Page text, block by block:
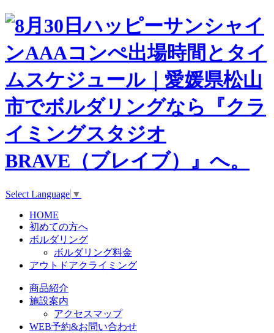
Select Language ▼
HOME
初めての方へ
ボルダリング
ボルダリング料金
アウトドアクライミング
商品紹介
施設案内
アクセスマップ
WEB予約&お問い合わせ